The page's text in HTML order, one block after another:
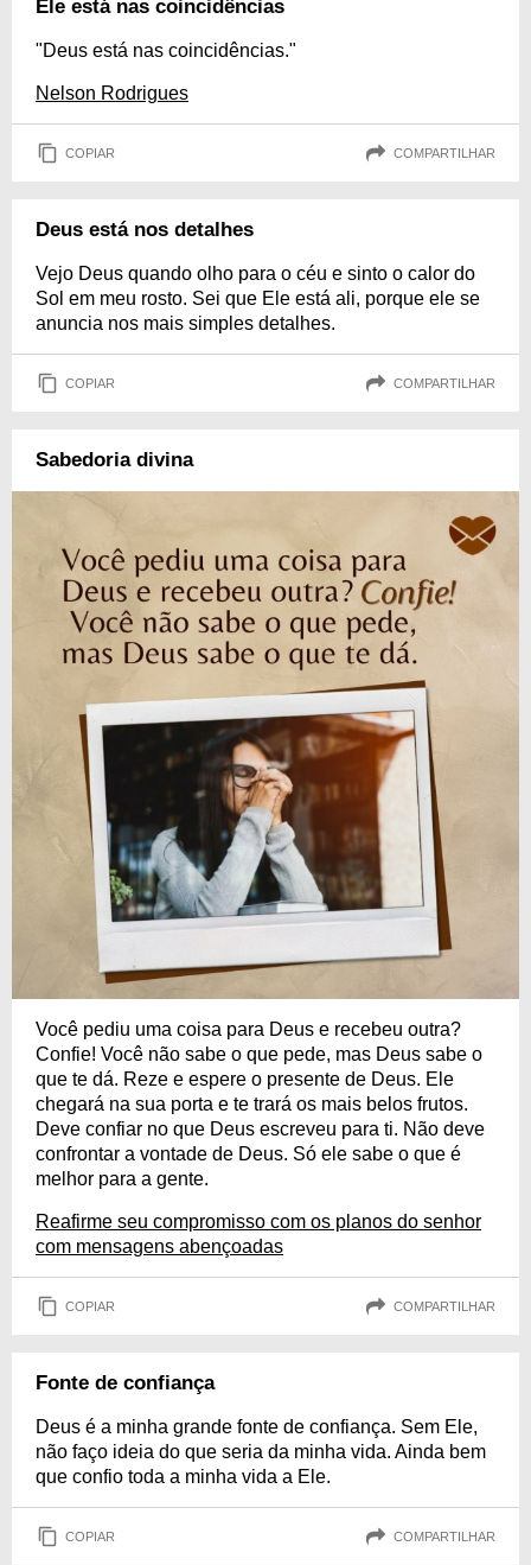
Ele está nas coincidências
"Deus está nas coincidências."
Nelson Rodrigues
COPIAR COMPARTILHAR
Deus está nos detalhes
Vejo Deus quando olho para o céu e sinto o calor do
Sol em meu rosto. Sei que Ele está ali, porque ele se
anuncia nos mais simples detalhes.
COPIAR COMPARTILHAR
Sabedoria divina
Você pediu uma coisa para Deus e recebeu outra?
Confie! Você não sabe o que pede, mas Deus sabe o
que te dá. Reze e espere o presente de Deus. Ele
chegará na sua porta e te trará os mais belos frutos.
Deve confiar no que Deus escreveu para ti. Não deve
confrontar a vontade de Deus. Só ele sabe o que é
melhor para a gente.
Reafirme seu compromisso com os planos do senhor
com mensagens abençoadas
COPIAR COMPARTILHAR
Fonte de confiança
Deus é a minha grande fonte de confiança. Sem Ele,
não faço ideia do que seria da minha vida. Ainda bem
que confio toda a minha vida a Ele.
COPIAR COMPARTILHAR